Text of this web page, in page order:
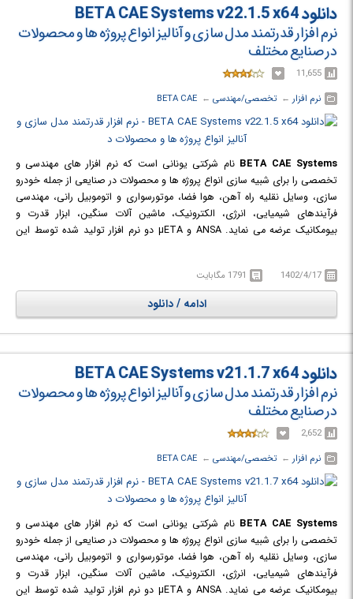
دانلود BETA CAE Systems v22.1.5 x64
نرم افزار قدرتمند مدل سازی و آنالیز انواع پروژه ها و محصولات
در صنایع مختلف
11,655
نرم افزار ← ‏تخصصی/مهندسی ← ‏
BETA CAE
BETA CAE Systems نام شرکتی یونانی است که نرم افزار های مهندسی و
تخصصی را برای شبیه سازی انواع پروژه ها و محصولات در صنایعی از جمله خودرو
سازی، وسایل نقلیه راه آهن، هوا فضا، موتورسواری و اتوموبیل رانی، مهندسی
فرآیندهای شیمیایی، انرژی، الکترونیک، ماشین آلات سنگین، ابزار قدرت و
بیومکانیک عرضه می نماید. ANSA و µETA دو نرم افزار تولید شده توسط این
1402/4/17 1791 مگابایت
ادامه / دانلود
دانلود BETA CAE Systems v21.1.7 x64
نرم افزار قدرتمند مدل سازی و آنالیز انواع پروژه ها و محصولات
در صنایع مختلف
2,652
نرم افزار ← ‏تخصصی/مهندسی ← ‏
BETA CAE
BETA CAE Systems نام شرکتی یونانی است که نرم افزار های مهندسی و
تخصصی را برای شبیه سازی انواع پروژه ها و محصولات در صنایعی از جمله خودرو
سازی، وسایل نقلیه راه آهن، هوا فضا، موتورسواری و اتوموبیل رانی، مهندسی
فرآیندهای شیمیایی، انرژی، الکترونیک، ماشین آلات سنگین، ابزار قدرت و
بیومکانیک عرضه می نماید. ANSA و µETA دو نرم افزار تولید شده توسط این